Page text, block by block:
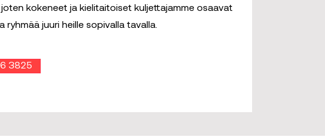
joten kokeneet ja kielitaitoiset kuljettajamme osaavat
ryhmää juuri heille sopivalla tavalla.
3825‬